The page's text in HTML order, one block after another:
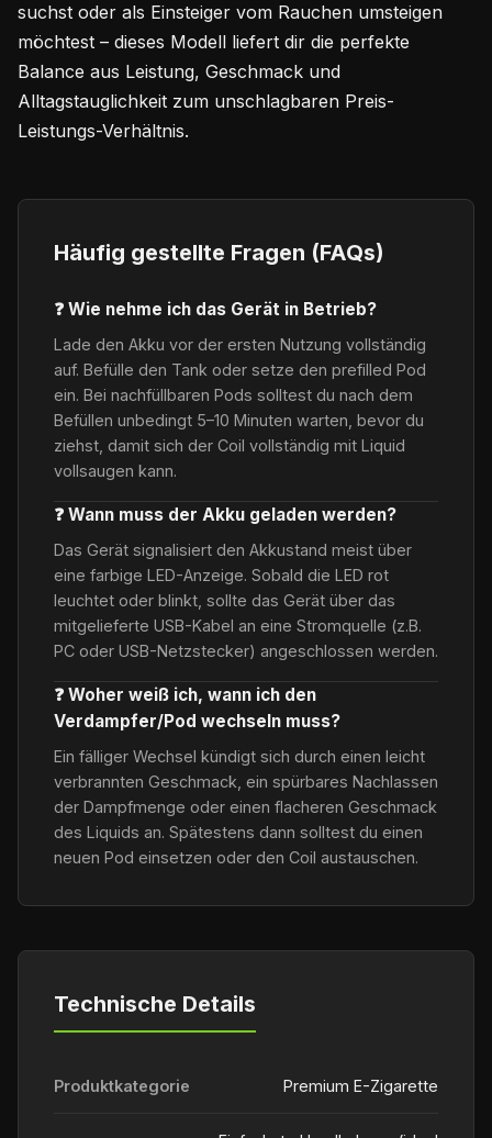
suchst oder als Einsteiger vom Rauchen umsteigen
möchtest – dieses Modell liefert dir die perfekte
Balance aus Leistung, Geschmack und
Alltagstauglichkeit zum unschlagbaren Preis-
Leistungs-Verhältnis.
Häufig gestellte Fragen (FAQs)
❓ Wie nehme ich das Gerät in Betrieb?
Lade den Akku vor der ersten Nutzung vollständig
auf. Befülle den Tank oder setze den prefilled Pod
ein. Bei nachfüllbaren Pods solltest du nach dem
Befüllen unbedingt 5–10 Minuten warten, bevor du
ziehst, damit sich der Coil vollständig mit Liquid
vollsaugen kann.
❓ Wann muss der Akku geladen werden?
Das Gerät signalisiert den Akkustand meist über
eine farbige LED-Anzeige. Sobald die LED rot
leuchtet oder blinkt, sollte das Gerät über das
mitgelieferte USB-Kabel an eine Stromquelle (z.B.
PC oder USB-Netzstecker) angeschlossen werden.
❓ Woher weiß ich, wann ich den
Verdampfer/Pod wechseln muss?
Ein fälliger Wechsel kündigt sich durch einen leicht
verbrannten Geschmack, ein spürbares Nachlassen
der Dampfmenge oder einen flacheren Geschmack
des Liquids an. Spätestens dann solltest du einen
neuen Pod einsetzen oder den Coil austauschen.
Technische Details
Produktkategorie Premium E-Zigarette